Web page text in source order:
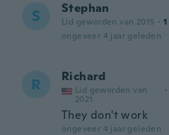
S Stephan
Lid geworden van 2015 · 1
ongeveer 4 jaar geleden
R Richard
Lid geworden van
2021
·
They don't work
ongeveer 4 jaar geleden